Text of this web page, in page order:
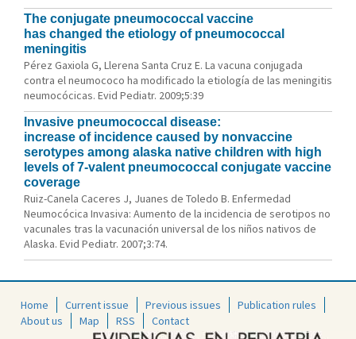
The conjugate pneumococcal vaccine
has changed the etiology of pneumococcal
meningitis
Pérez Gaxiola G, Llerena Santa Cruz E. La vacuna conjugada
contra el neumococo ha modificado la etiología de las meningitis
neumocócicas. Evid Pediatr. 2009;5:39
Invasive pneumococcal disease:
increase of incidence caused by nonvaccine
serotypes among alaska native children with high
levels of 7-valent pneumococcal conjugate vaccine
coverage
Ruiz-Canela Caceres J, Juanes de Toledo B. Enfermedad
Neumocócica Invasiva: Aumento de la incidencia de serotipos no
vacunales tras la vacunación universal de los niños nativos de
Alaska. Evid Pediatr. 2007;3:74.
Home Current issue Previous issues
Publication rules
About us
Map RSS Contact